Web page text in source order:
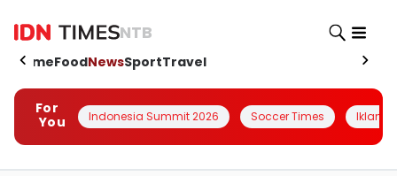
NTB
HomeFoodNewsSportTravel
For
You
Indonesia Summit 2026 Soccer Times Iklanin